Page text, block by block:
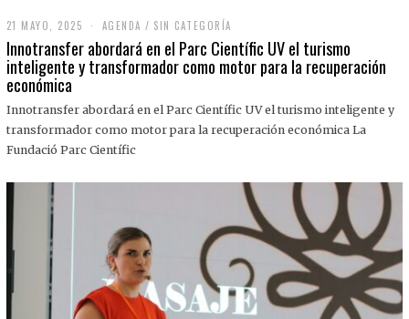
21 MAYO, 2025
M
A
Y
,
0
2
AGENDA / SIN CATEGORÍA
Innotransfer abordará en el Parc Científic UV el turismo
inteligente y transformador como motor para la recuperación
económica
Innotransfer abordará en el Parc Científic UV el turismo inteligente y
transformador como motor para la recuperación económica La
Fundació Parc Científic